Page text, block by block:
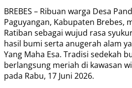
BREBES – Ribuan warga Desa
Paguyangan, Kabupaten Brebes,
Ratiban sebagai wujud rasa
hasil bumi serta anugerah alam
Yang Maha Esa. Tradisi sedekah
berlangsung meriah di kawasan
pada Rabu, 17 Juni 2026.